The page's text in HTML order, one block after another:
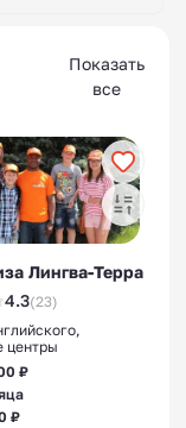
Показать
все
Лингва-Терра
4.3(23)
центры
₽
₽